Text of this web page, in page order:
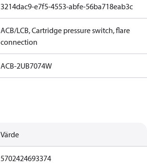
3214dac9-e7f5-4553-abfe-56ba718eab3c
ACB/LCB, Cartridge pressure switch, flare
connection
ACB-2UB7074W
Värde
5702424693374